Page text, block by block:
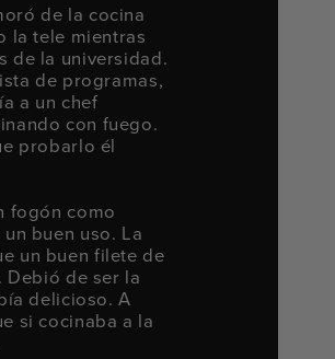
de la cocina
la tele mientras
de la universidad.
de programas,
a un chef
con fuego.
probarlo él
fogón como
buen uso. La
un buen filete de
Debió de ser la
delicioso. A
si cocinaba a la